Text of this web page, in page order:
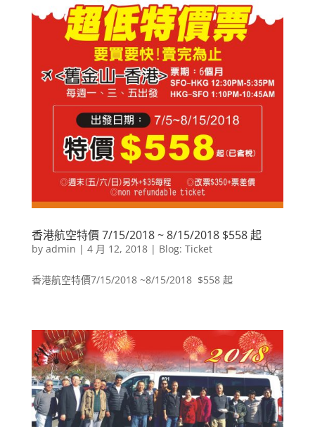
香港航空特價 7/15/2018 ~ 8/15/2018 $558 起
by admin | 4 月 12, 2018| Blog: Ticket
香港航空特價7/15/2018 ~8/15/2018 $558 起